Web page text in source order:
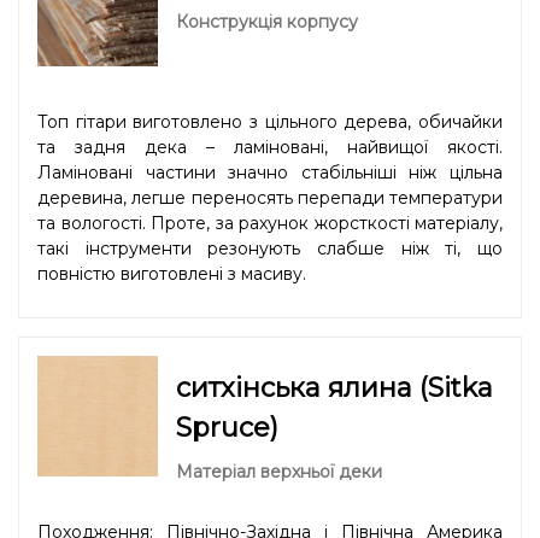
Конструкція корпусу
Топ гітари виготовлено з цільного дерева, обичайки
та задня дека – ламіновані, найвищої якості.
Ламіновані частини значно стабільніші ніж цільна
деревина, легше переносять перепади температури
та вологості. Проте, за рахунок жорсткості матеріалу,
такі інструменти резонують слабше ніж ті, що
повністю виготовлені з масиву.
ситхінська ялина (Sitka
Spruce)
Матеріал верхньої деки
Походження: Північно-Західна і Північна Америка